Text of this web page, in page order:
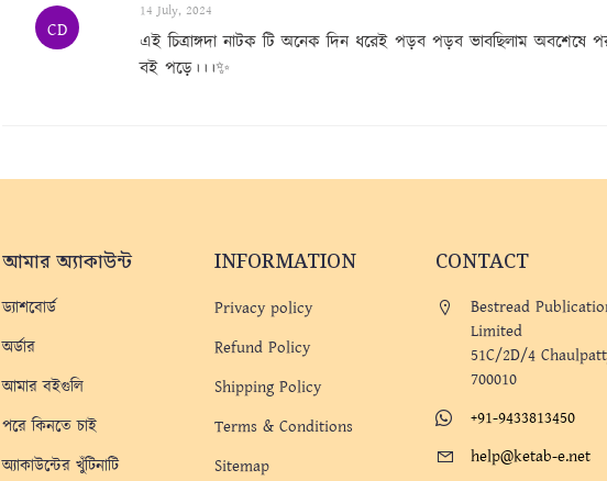
CD
14 July, 2024
এই চিত্রাঙ্গদা নাটক টি অনেক দিন ধরেই পড়ব পড়ব ভাবছিলাম
বই পড়ে।।।✨
আমার অ্যাকাউন্ট
ড্যাশবোর্ড
অর্ডার
আমার বইগুলি
পরে কিনতে চাই
অ্যাকাউন্টের খুঁটিনাটি
INFORMATION
Privacy policy
Refund Policy
Shipping Policy
Terms & Conditions
Sitemap
CONTACT
Bestread
Limited
51C/2D/4
700010
+91-9433813450
help@ketab-e.net